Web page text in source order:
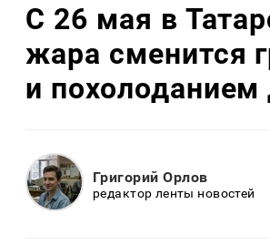
С 26 мая в
жара сменится
и похолоданием
Григорий Орлов
редактор ленты новостей